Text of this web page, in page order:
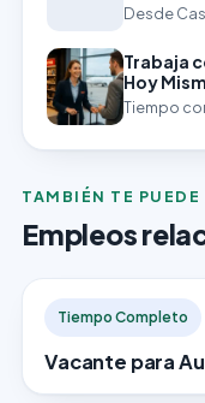
Desde
Trabaja
Hoy
Tiempo
TAMBIÉN TE PUEDE
Empleos
Tiempo Completo
Vacante para